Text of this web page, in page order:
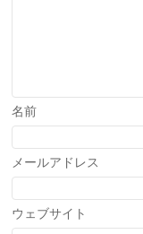
名前
メールアドレス
ウェブサイト